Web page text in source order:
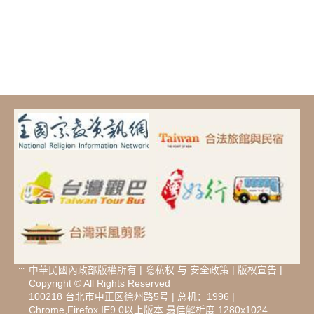
::: 中華民國內政部版權所有 | 隐私权 与 安全政策 版权宣告
Copyright © All Rights Reserved
100218 台北市中正区徐州路5号 | 总机：1996 |
Chrome,Firefox,IE9.0以上版本 最佳解析度 1280x1024